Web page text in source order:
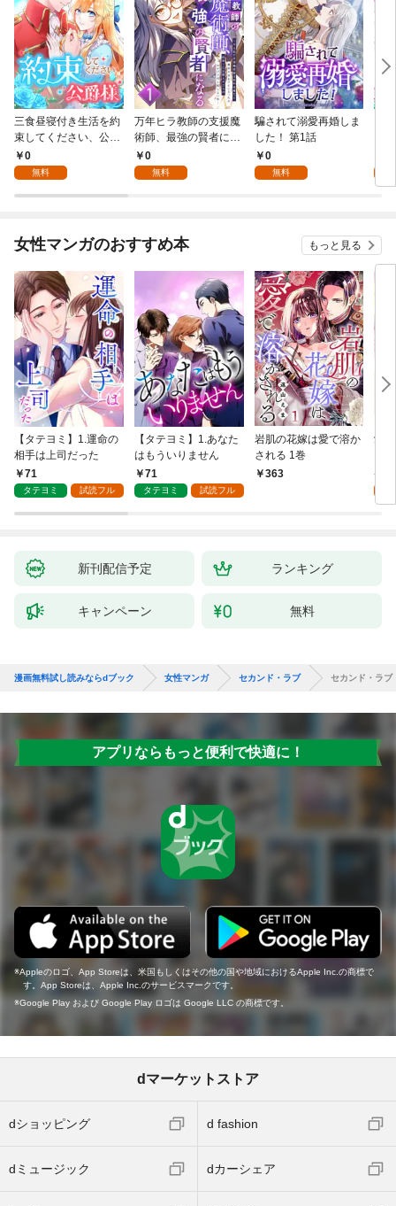
三食昼寝付き生活を約
束してください、公爵
様 1話
0
無料
万年ヒラ教師の支援魔
術師、最強の賢者にな
る～不人気の支援魔術
師は給料泥棒だと魔術
らない件～ 第1話
0
無料
騙されて溺愛再婚しま
した！ 第1話
0
無料
女性マンガのおすすめ本 もっと見る
【タテヨミ】1.運命の
相手は上司だった
71
タテヨミ 試読フル
【タテヨミ】1.あなた
はもういりません
71
タテヨミ 試読フル
岩肌の花嫁は愛で溶か
される 1巻
363
愛
新刊配信予定 ランキング
キャンペーン 無料
漫画無料試し読みならdブック 女性マンガ セカンド・ラブ セカンド・ラブ
アプリならもっと便利で快適に！
Appleのロゴ、App Storeは、米国もしくはその他の国や地域におけるApple Inc.の商標で
す。App Storeは、Apple Inc.のサービスマークです。
Google Play および Google Play ロゴは Google LLC の商標です。
dマーケットストア
dショッピング d fashion
dミュージック dカーシェア